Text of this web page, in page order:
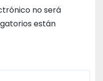
no será
están